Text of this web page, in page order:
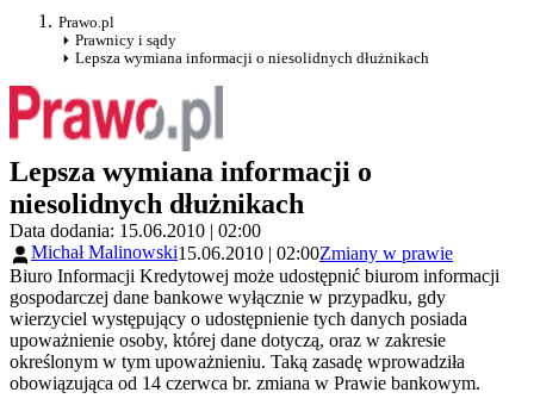
Prawo.pl
Prawnicy i sądy
Lepsza wymiana informacji o niesolidnych dłużnikach
Lepsza wymiana informacji o
niesolidnych dłużnikach
Data dodania: 15.06.2010 | 02:00
Michał Malinowski15.06.2010 | 02:00Zmiany w prawie
Biuro Informacji Kredytowej może udostępnić biurom informacji
gospodarczej dane bankowe wyłącznie w przypadku, gdy
wierzyciel występujący o udostępnienie tych danych posiada
upoważnienie osoby, której dane dotyczą, oraz w zakresie
określonym w tym upoważnieniu. Taką zasadę wprowadziła
obowiązująca od 14 czerwca br. zmiana w Prawie bankowym.